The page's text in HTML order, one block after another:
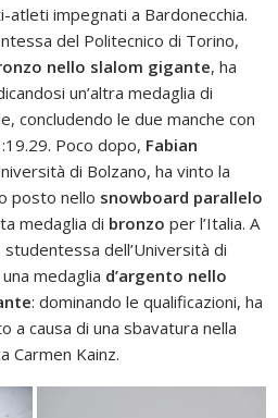
impegnati a Bardonecchia.
del Politecnico di Torino,
nello slalom gigante, ha
un’altra medaglia di
concludendo le due manche con
Poco dopo, Fabian
di Bolzano, ha vinto la
posto nello snowboard parallelo
medaglia di bronzo per l’Italia. A
studentessa dell’Università di
medaglia d’argento nello
: dominando le qualificazioni, ha
a causa di una sbavatura nella
Carmen Kainz.